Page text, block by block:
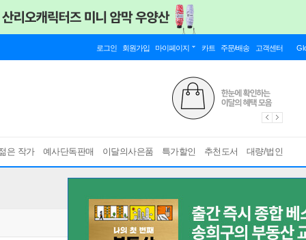
로그인 회원가입 마이페이지 카트 주문/배송 고객센터
은 작가 예사단독판매 이달의사은품 특가할인 추천도서 대량/법인